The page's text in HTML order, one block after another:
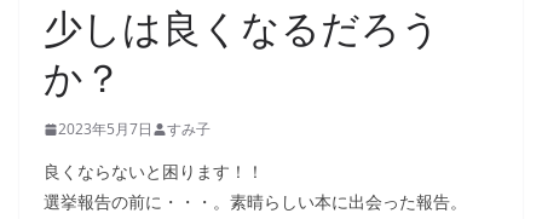
少しは良くなるだろう
か？
2023年5月7日 すみ子
良くならないと困ります！！
選挙報告の前に・・・。素晴らしい本に出会った報告。